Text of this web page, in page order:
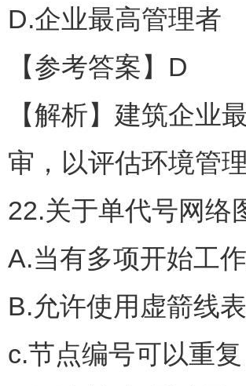
D.企业最高管理者
【参考答案】D
【解析】建筑企业
审，以评估环境管
22.关于单代号网络
A.当有多项开始工
B.允许使用虚箭线
c.节点编号可以重